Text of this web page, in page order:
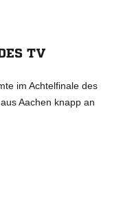
TV
im Achtelfinale des
Aachen knapp an